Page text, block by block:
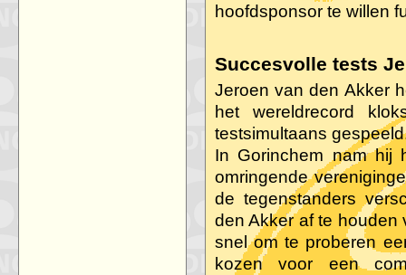
hoofdsponsor te willen
Succesvolle tests
Jeroen van den Akker
het wereldrecord
testsimultaans
In Gorinchem nam hij
omringende
de tegenstanders
den Akker af te houden
snel om te proberen
kozen voor een